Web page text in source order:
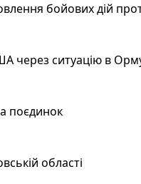
бойових дій
через ситуацію в
поєдинок
області